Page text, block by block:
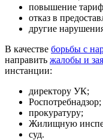
повышение
отказ в
другие
В качестве борьбы с
направить жалобы и
инстанции:
директору УК;
Роспотребнадзор;
прокуратуру;
Жилищную
суд.